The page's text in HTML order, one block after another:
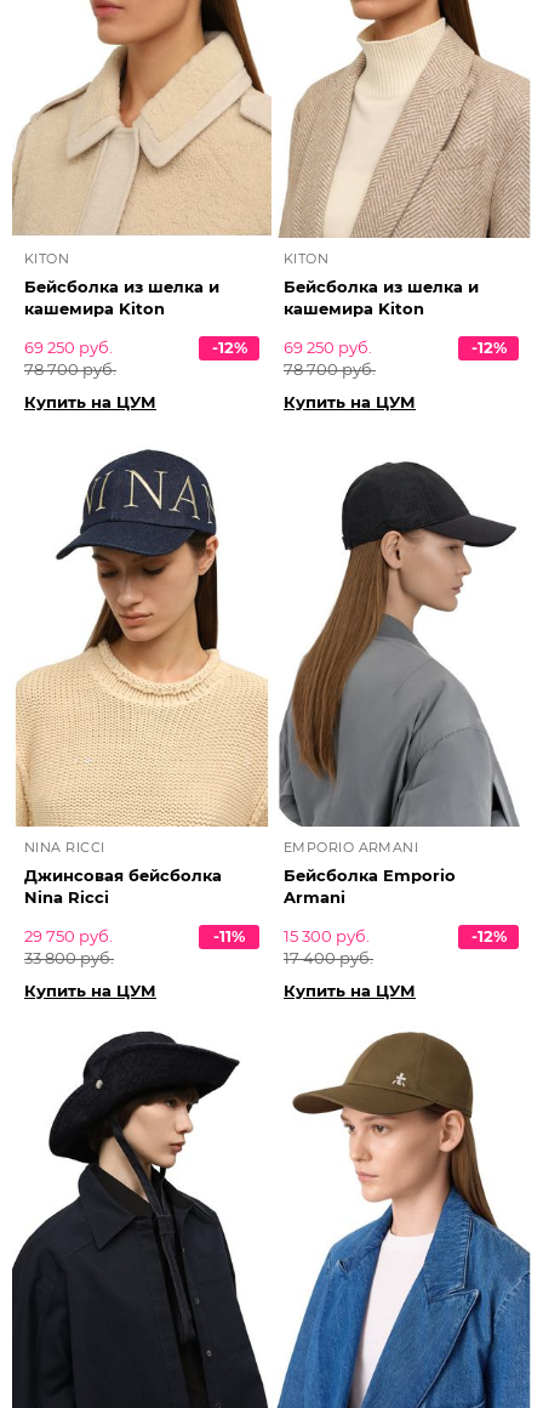
KITON
Бейсболка из шелка и
кашемира Kiton
69 250 руб.
78 700 руб.
-12%
Купить на ЦУМ
KITON
Бейсболка из шелка и
кашемира Kiton
69 250 руб.
78 700 руб.
-12%
Купить на ЦУМ
NINA RICCI
Джинсовая бейсболка
Nina Ricci
29 750 руб.
33 800 руб.
-11%
Купить на ЦУМ
EMPORIO ARMANI
Бейсболка Emporio
Armani
15 300 руб.
17 400 руб.
-12%
Купить на ЦУМ